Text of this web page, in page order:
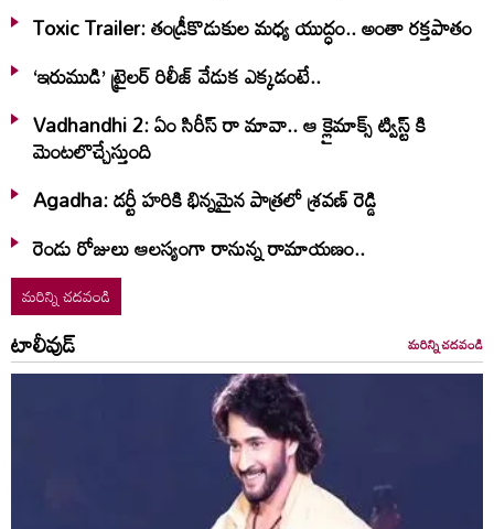
Toxic Trailer: తండ్రీకొడుకుల మధ్య యుద్ధం.. అంతా రక్తపాతం
‘ఇరుముడి’ ట్రైలర్ రిలీజ్ వేడుక ఎక్కడంటే..
Vadhandhi 2: ఏం సిరీస్ రా మావా.. ఆ క్లైమాక్స్ ట్విస్ట్ కి
మెంటలొచ్చేస్తుంది
Agadha: డర్టీ హరికి భిన్నమైన పాత్రలో శ్రవణ్‌ రెడ్డి
రెండు రోజులు ఆలస్యంగా రానున్న రామాయణం..
మరిన్ని చదవండి
టాలీవుడ్ మరిన్ని చదవండి